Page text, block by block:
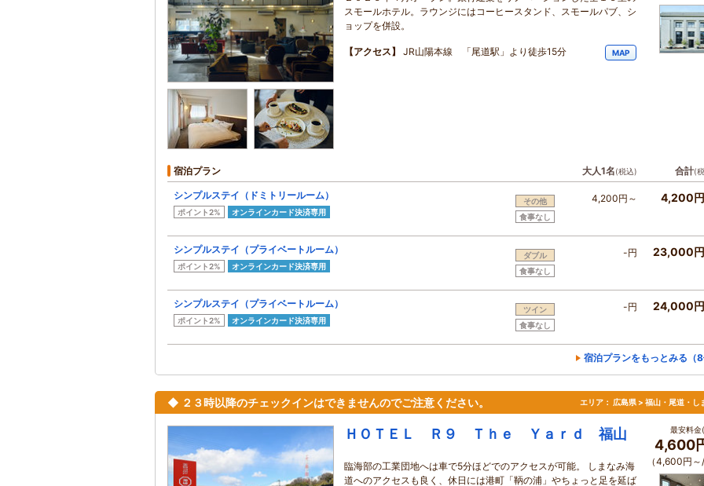
スモールホテル。ラウンジにはコーヒースタンド、スモールパブ、シ
ョップを併設。
【アクセス】 JR山陽本線 「尾道駅」より徒歩15分 MAP
宿泊プラン 大人1名(税込) 合計(
シンプルステイ（ドミトリールーム）
ポイント2% オンラインカード決済専用
その他
食事なし
4,200円～ 4,200
シンプルステイ（プライベートルーム）
ポイント2% オンラインカード決済専用
ダブル
食事なし
-円 23,000
シンプルステイ（プライベートルーム）
ポイント2% オンラインカード決済専用
ツイン
食事なし
-円 24,000
宿泊プランをもっとみる（8
◆ ２３時以降のチェックインはできませんのでご注意ください。 エリア： 広島県 > 福山・尾道・し
ＨＯＴＥＬ Ｒ９ Ｔｈｅ Ｙａｒｄ 福山
臨海部の工業団地へは車で5分ほどでのアクセスが可能。 しまなみ海
道へのアクセスも良く、休日には港町「鞆の浦」やちょっと足を延ば
最安料金
4,600
（4,600円～/